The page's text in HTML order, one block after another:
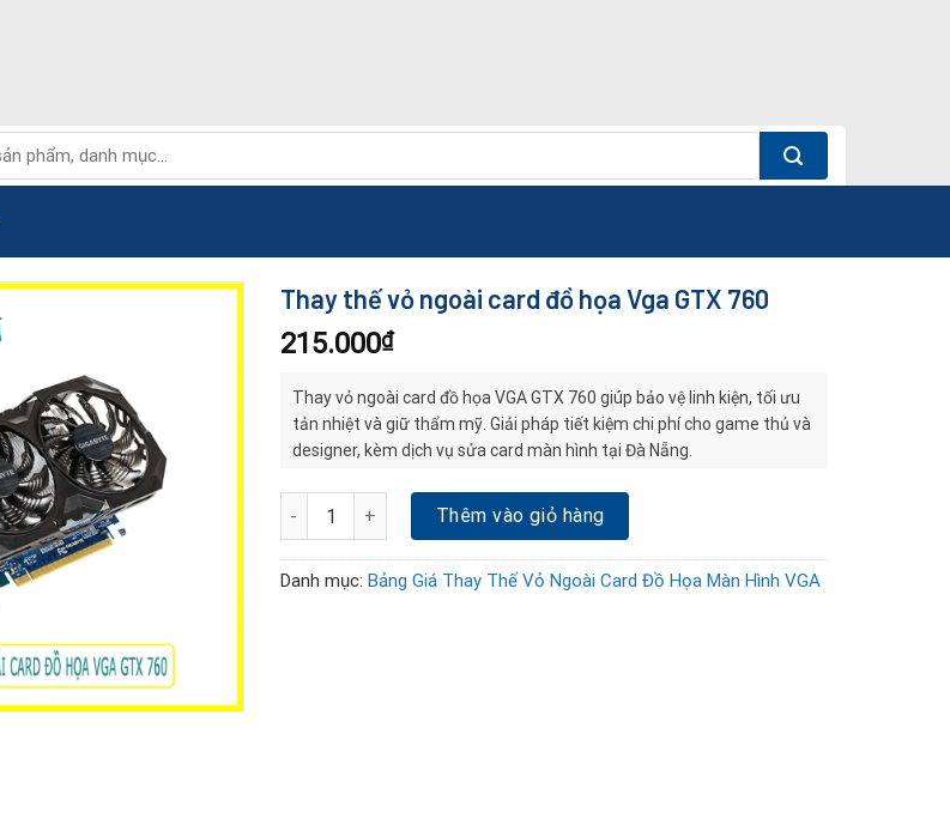
Thay thế vỏ ngoài card đồ họa Vga GTX 760
215.000₫
Thay vỏ ngoài card đồ họa VGA GTX 760 giúp bảo vệ linh kiện, tối ưu
tản nhiệt và giữ thẩm mỹ. Giải pháp tiết kiệm chi phí cho game thủ và
designer, kèm dịch vụ sửa card màn hình tại Đà Nẵng.
Thay thế vỏ ngoài card đồ họa Vga GTX 760 số lượng
Thêm vào giỏ hàng
Danh mục: Bảng Giá Thay Thế Vỏ Ngoài Card Đồ Họa Màn Hình VGA